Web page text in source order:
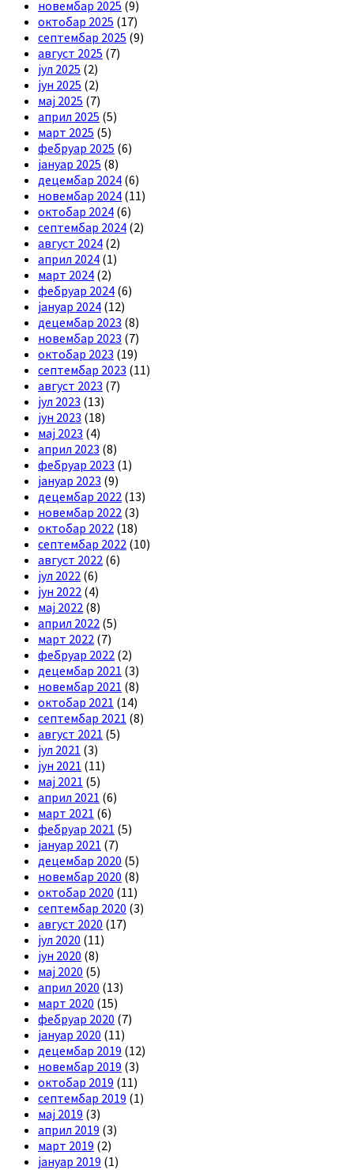
новембар 2025 (9)
октобар 2025 (17)
септембар 2025 (9)
август 2025 (7)
јул 2025 (2)
јун 2025 (2)
мај 2025 (7)
април 2025 (5)
март 2025 (5)
фебруар 2025 (6)
јануар 2025 (8)
децембар 2024 (6)
новембар 2024 (11)
октобар 2024 (6)
септембар 2024 (2)
август 2024 (2)
април 2024 (1)
март 2024 (2)
фебруар 2024 (6)
јануар 2024 (12)
децембар 2023 (8)
новембар 2023 (7)
октобар 2023 (19)
септембар 2023 (11)
август 2023 (7)
јул 2023 (13)
јун 2023 (18)
мај 2023 (4)
април 2023 (8)
фебруар 2023 (1)
јануар 2023 (9)
децембар 2022 (13)
новембар 2022 (3)
октобар 2022 (18)
септембар 2022 (10)
август 2022 (6)
јул 2022 (6)
јун 2022 (4)
мај 2022 (8)
април 2022 (5)
март 2022 (7)
фебруар 2022 (2)
децембар 2021 (3)
новембар 2021 (8)
октобар 2021 (14)
септембар 2021 (8)
август 2021 (5)
јул 2021 (3)
јун 2021 (11)
мај 2021 (5)
април 2021 (6)
март 2021 (6)
фебруар 2021 (5)
јануар 2021 (7)
децембар 2020 (5)
новембар 2020 (8)
октобар 2020 (11)
септембар 2020 (3)
август 2020 (17)
јул 2020 (11)
јун 2020 (8)
мај 2020 (5)
април 2020 (13)
март 2020 (15)
фебруар 2020 (7)
јануар 2020 (11)
децембар 2019 (12)
новембар 2019 (3)
октобар 2019 (11)
септембар 2019 (1)
мај 2019 (3)
април 2019 (3)
март 2019 (2)
јануар 2019 (1)